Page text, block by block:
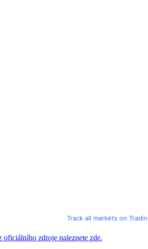
Track all markets on
zdroje naleznete zde.